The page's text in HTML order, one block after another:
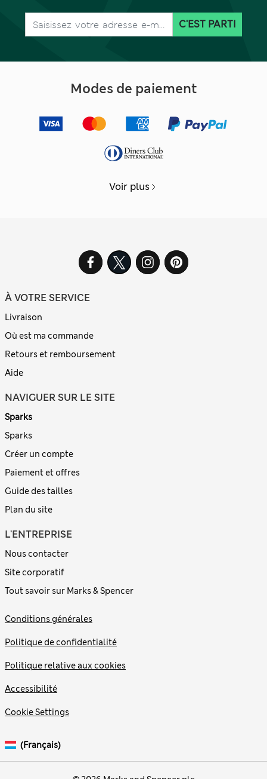
C'EST PARTI
Modes de paiement
Voir plus
À VOTRE SERVICE
Livraison
Où est ma commande
Retours et remboursement
Aide
NAVIGUER SUR LE SITE
Sparks
Sparks
Créer un compte
Paiement et offres
Guide des tailles
Plan du site
L'ENTREPRISE
Nous contacter
Site corporatif
Tout savoir sur Marks & Spencer
Conditions générales
Politique de confidentialité
Politique relative aux cookies
Accessibilité
Cookie Settings
(français)